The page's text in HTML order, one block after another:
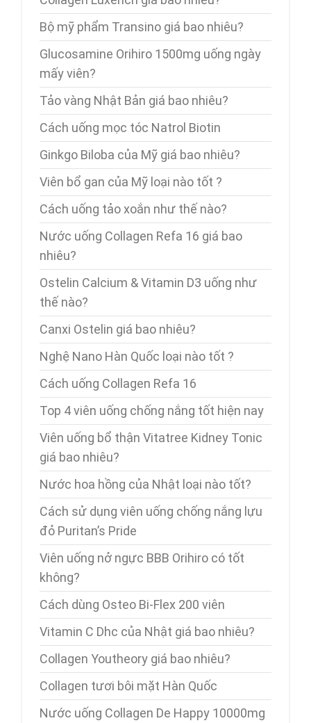
Bộ mỹ phẩm Transino giá bao nhiêu?
Glucosamine Orihiro 1500mg uống ngày
mấy viên?
Tảo vàng Nhật Bản giá bao nhiêu?
Cách uống mọc tóc Natrol Biotin
Ginkgo Biloba của Mỹ giá bao nhiêu?
Viên bổ gan của Mỹ loại nào tốt ?
Cách uống tảo xoắn như thế nào?
Nước uống Collagen Refa 16 giá bao
nhiêu?
Ostelin Calcium & Vitamin D3 uống như
thế nào?
Canxi Ostelin giá bao nhiêu?
Nghệ Nano Hàn Quốc loại nào tốt ?
Cách uống Collagen Refa 16
Top 4 viên uống chống nắng tốt hiện nay
Viên uống bổ thận Vitatree Kidney Tonic
giá bao nhiêu?
Nước hoa hồng của Nhật loại nào tốt?
Cách sử dụng viên uống chống nắng lựu
đỏ Puritan’s Pride
Viên uống nở ngực BBB Orihiro có tốt
không?
Cách dùng Osteo Bi-Flex 200 viên
Vitamin C Dhc của Nhật giá bao nhiêu?
Collagen Youtheory giá bao nhiêu?
Collagen tươi bôi mặt Hàn Quốc
Nước uống Collagen De Happy 10000mg